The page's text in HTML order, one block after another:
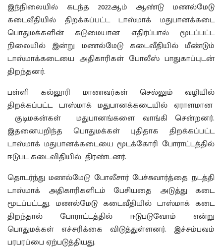
இந்நிலையில் கடந்த 2022ஆம் ஆண்டு மணல்மேடு
கடைவீதியில் திறக்கப்பட்ட டாஸ்மாக் மதுபானக்கடை
பொதுமக்களின் கடுமையான எதிர்ப்பால் மூடப்பட்ட
நிலையில் இன்று மணல்மேடு கடைவீதியில் மீண்டும்
டாஸ்மாக்கடையை அதிகாரிகள் போலீஸ் பாதுகாப்புடன்
திறந்தனர்.
பள்ளி கல்லூரி மாணவர்கள் செல்லும் வழியில்
திறக்கப்பட்ட டாஸ்மாக் மதுபானக்கடையில் ஏராளமான
குடிமகன்கள் மதுபானங்களை வாங்கி சென்றனர்.
இதனையறிந்த பொதுமக்கள் புதிதாக திறக்கப்பட்ட
டாஸ்மாக் மதுபானக்கடையை மூடக்கோரி போராட்டத்தில்
ஈடுபட கடைவிதியில் திரண்டனர்.
தொடர்ந்து மணல்மேடு போலீசார் பேச்சுவார்த்தை நடத்தி
டாஸ்மாக் அதிகாரிகளிடம் பேசியதை அடுத்து கடை
மூடப்பட்டது. மணல்மேடு கடைவீதியில் டாஸ்மாக் கடை
திறந்தால் போராட்டத்தில் ஈடுபடுவோம் என்று
பொதுமக்கள் எச்சரிக்கை விடுத்துள்ளனர். இச்சம்பவம்
பரபரப்பை ஏற்படுத்தியது.